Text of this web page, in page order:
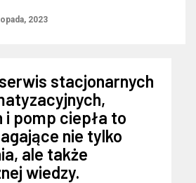
2023
stacjonarnych
i pomp ciepła to
nie tylko
ale także
wiedzy.